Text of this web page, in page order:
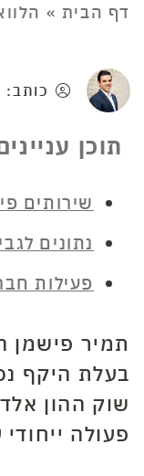
דף הבית »
כותב:
תוכן
שירותים
נתונים
פעילות
תמיר פישמן
בעלת היקף
שוק ההון
פעולה